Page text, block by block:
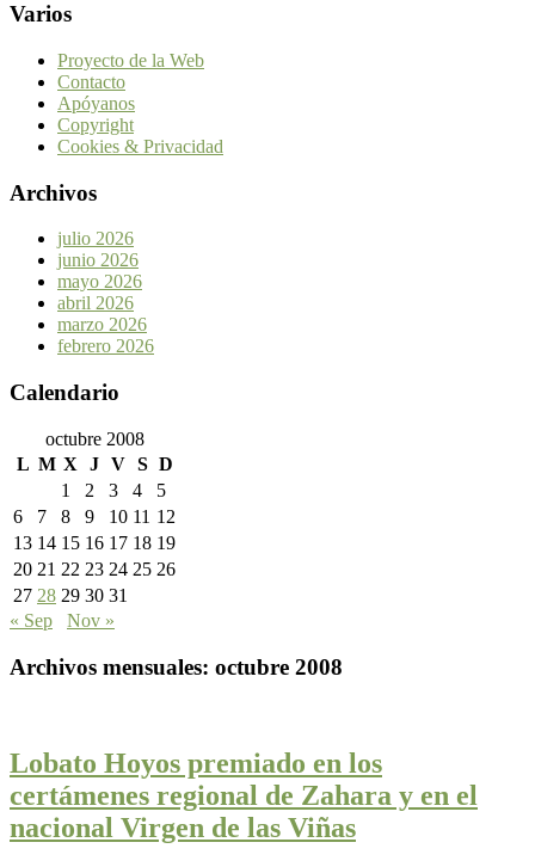
Varios
Proyecto de la Web
Contacto
Apóyanos
Copyright
Cookies & Privacidad
Archivos
julio 2026
junio 2026
mayo 2026
abril 2026
marzo 2026
febrero 2026
Calendario
octubre 2008
L M X J V S D
1
2 3 4
5
6
7 8 9 10 11 12
13 14 15 16 17 18 19
20 21 22 23 24 25 26
27 28 29 30 31
« Sep
Nov »
Archivos mensuales: octubre 2008
Lobato Hoyos premiado en los
certámenes regional de Zahara y en el
nacional Virgen de las Viñas